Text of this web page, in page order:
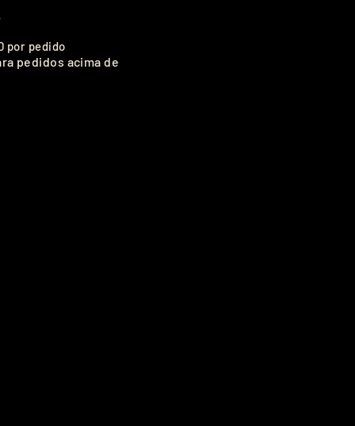
por pedido
pedidos acima de